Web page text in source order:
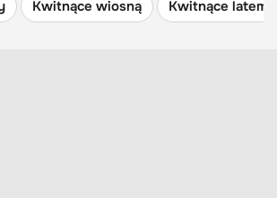
Kwitnące wiosną Kwitnące latem